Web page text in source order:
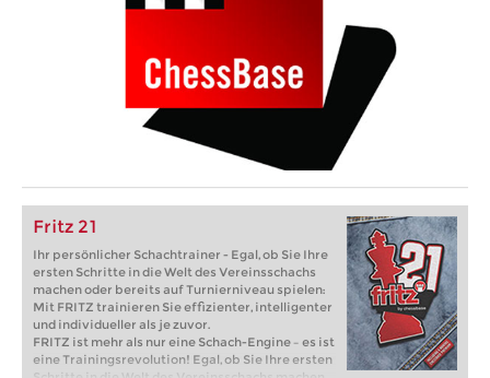
Fritz 21
Ihr persönlicher Schachtrainer - Egal, ob Sie Ihre
ersten Schritte in die Welt des Vereinsschachs
machen oder bereits auf Turnierniveau spielen:
Mit FRITZ trainieren Sie effizienter, intelligenter
und individueller als je zuvor.
FRITZ ist mehr als nur eine Schach-Engine – es ist
eine Trainingsrevolution! Egal, ob Sie Ihre ersten